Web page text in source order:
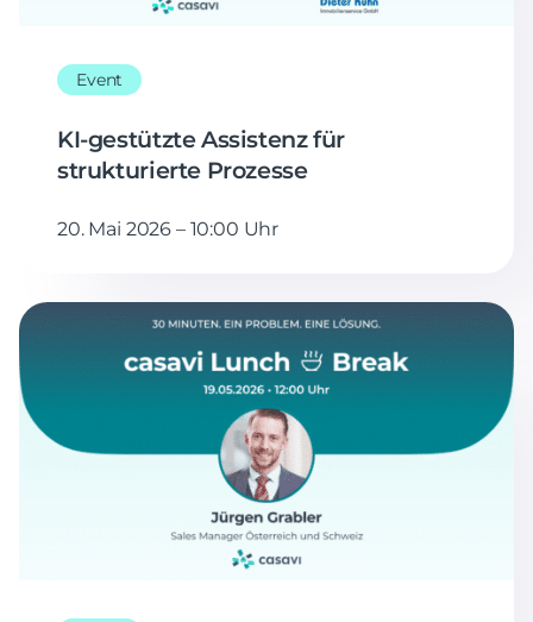
Event
KI-gestützte Assistenz für
strukturierte Prozesse
20. Mai 2026 – 10:00 Uhr